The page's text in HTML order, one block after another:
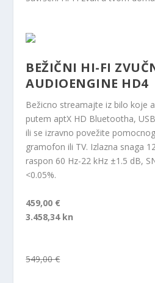
BEŽIČNI HI-FI
AUDIOENGINE HD4
Bežicno streamajte iz bilo koje
putem aptX HD Bluetootha,
ili se izravno povežite
gramofon ili TV. Izlazna snaga
raspon 60 Hz-22 kHz ±1.5 dB,
<0.05%.
459,00 €
3.458,34 kn
549,00 €